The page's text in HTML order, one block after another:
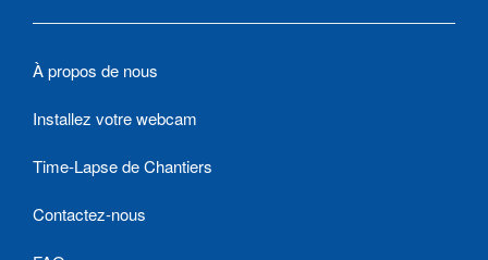
À propos de nous
Installez votre webcam
Time-Lapse de Chantiers
Contactez-nous